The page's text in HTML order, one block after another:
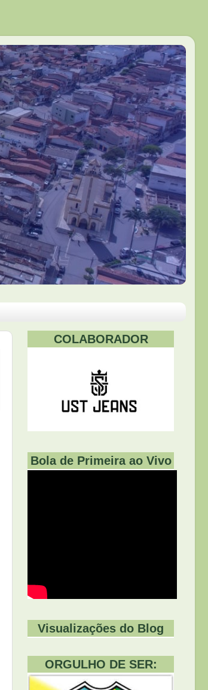
COLABORADOR
Bola de Primeira ao Vivo
Visualizações do Blog
ORGULHO DE SER: